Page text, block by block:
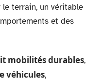
terrain, un véritable
et des
mobilités durables,
véhicules,